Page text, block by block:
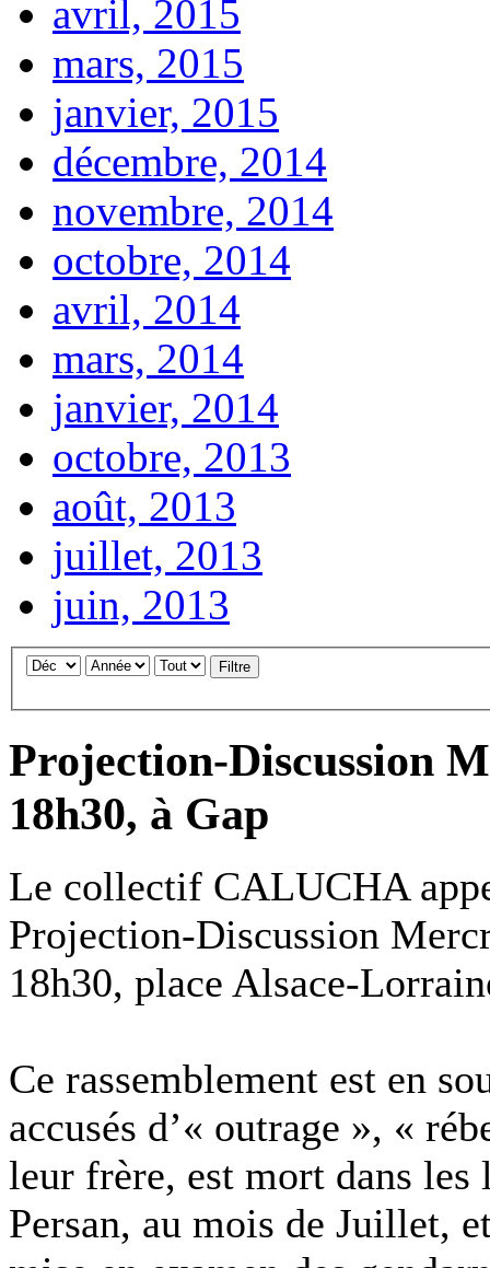
avril, 2015
mars, 2015
janvier, 2015
décembre, 2014
novembre, 2014
octobre, 2014
avril, 2014
mars, 2014
janvier, 2014
octobre, 2013
août, 2013
juillet, 2013
juin, 2013
Filtre
Projection-Discussion
18h30, à Gap
Le collectif CALUCHA
Projection-Discussion
18h30, place Alsace-
Ce rassemblement est en
accusés d’« outrage », «
leur frère, est mort dans les
Persan, au mois de Juillet,